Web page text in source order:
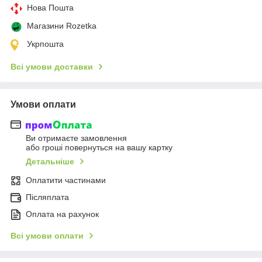
Нова Пошта
Магазини Rozetka
Укрпошта
Всі умови доставки
Умови оплати
Ви отримаєте замовлення
або гроші повернуться на вашу картку
Детальніше
Оплатити частинами
Післяплата
Оплата на рахунок
Всі умови оплати